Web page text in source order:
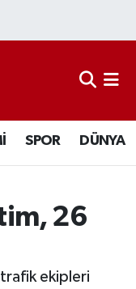
SPOR DÜNYA
26
trafik ekipleri